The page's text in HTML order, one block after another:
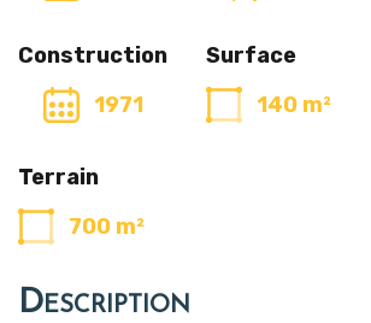
Construction
1971
Surface
140 m²
Terrain
700 m²
Description